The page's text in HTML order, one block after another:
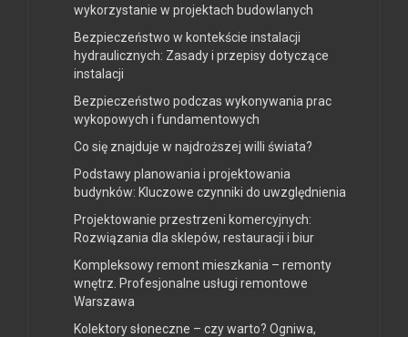
wykorzystanie w projektach budowlanych
Bezpieczeństwo w kontekście instalacji
hydraulicznych: Zasady i przepisy dotyczące
instalacji
Bezpieczeństwo podczas wykonywania prac
wykopowych i fundamentowych
Co się znajduje w najdroższej willi świata?
Podstawy planowania i projektowania
budynków: Kluczowe czynniki do uwzględnienia
Projektowanie przestrzeni komercyjnych:
Rozwiązania dla sklepów, restauracji i biur
Kompleksowy remont mieszkania – remonty
wnętrz. Profesjonalne usługi remontowe
Warszawa
Kolektory słoneczne – czy warto? Ogniwa,